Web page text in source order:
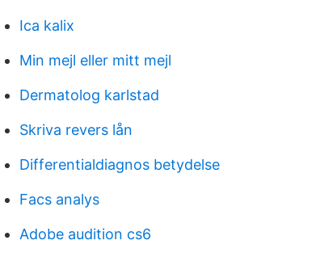
Ica kalix
Min mejl eller mitt mejl
Dermatolog karlstad
Skriva revers lån
Differentialdiagnos betydelse
Facs analys
Adobe audition cs6